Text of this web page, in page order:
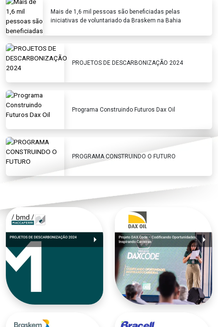
Mais de 1,6 mil pessoas são beneficiadas pelas
iniciativas de voluntariado da Braskem na Bahia
PROJETOS DE DESCARBONIZAÇÃO 2024
Programa Construindo Futuros Dax Oil
PROGRAMA CONSTRUINDO O FUTURO